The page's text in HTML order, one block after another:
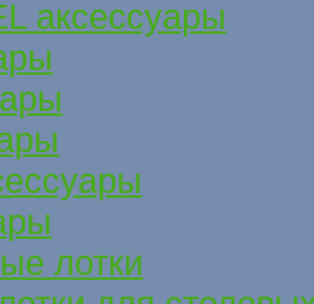
аксессуары
лотки